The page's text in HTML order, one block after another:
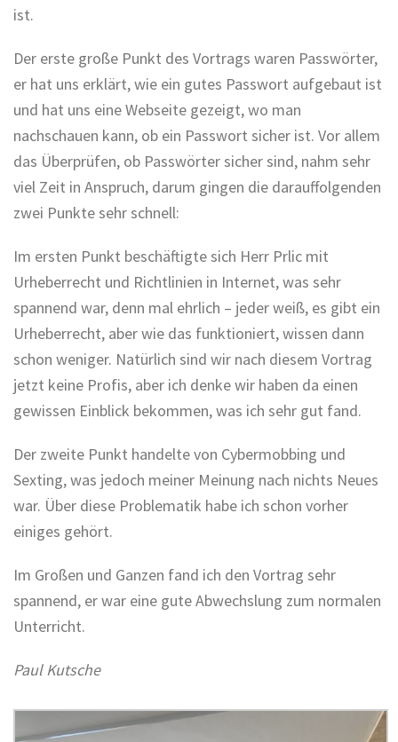
ist.
Der erste große Punkt des Vortrags waren Passwörter,
er hat uns erklärt, wie ein gutes Passwort aufgebaut ist
und hat uns eine Webseite gezeigt, wo man
nachschauen kann, ob ein Passwort sicher ist. Vor allem
das Überprüfen, ob Passwörter sicher sind, nahm sehr
viel Zeit in Anspruch, darum gingen die darauffolgenden
zwei Punkte sehr schnell:
Im ersten Punkt beschäftigte sich Herr Prlic mit
Urheberrecht und Richtlinien in Internet, was sehr
spannend war, denn mal ehrlich – jeder weiß, es gibt ein
Urheberrecht, aber wie das funktioniert, wissen dann
schon weniger. Natürlich sind wir nach diesem Vortrag
jetzt keine Profis, aber ich denke wir haben da einen
gewissen Einblick bekommen, was ich sehr gut fand.
Der zweite Punkt handelte von Cybermobbing und
Sexting, was jedoch meiner Meinung nach nichts Neues
war. Über diese Problematik habe ich schon vorher
einiges gehört.
Im Großen und Ganzen fand ich den Vortrag sehr
spannend, er war eine gute Abwechslung zum normalen
Unterricht.
Paul Kutsche